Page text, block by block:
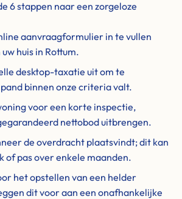
6 stappen naar een zorgeloze
aanvraagformulier in te vullen
huis in Rottum.
desktop-taxatie uit om te
binnen onze criteria valt.
voor een korte inspectie,
nettobod uitbrengen.
de overdracht plaatsvindt; dit kan
of pas over enkele maanden.
het opstellen van een helder
dit voor aan een onafhankelijke